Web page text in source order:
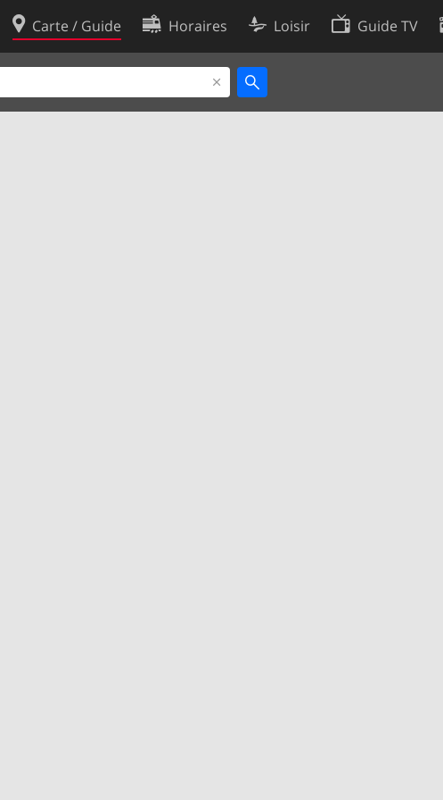
Carte / Guide Horaires Loisir Guide TV
Politique en matière de cookies
Préférences de cookies